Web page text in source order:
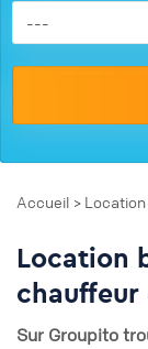
Accueil > Location
Location
chauffeur
Sur Groupito